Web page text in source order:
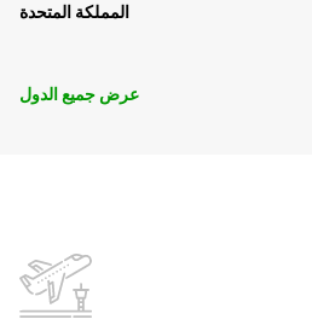
المملكة المتحدة
عرض جميع الدول